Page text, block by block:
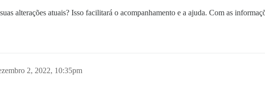
alterações atuais? Isso facilitará o acompanhamento e a ajuda. Com as
2, 2022, 10:35pm